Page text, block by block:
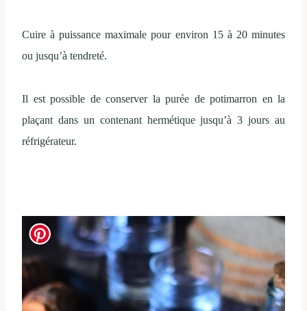
Cuire à puissance maximale pour environ 15 à 20 minutes
ou jusqu’à tendreté.
Il est possible de conserver la purée de potimarron en la
plaçant dans un contenant hermétique jusqu’à 3 jours au
réfrigérateur.